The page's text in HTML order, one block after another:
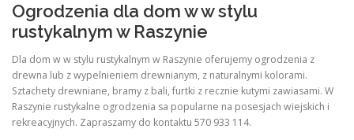
Ogrodzenia dla dom w w stylu
rustykalnym w Raszynie
Dla dom w w stylu rustykalnym w Raszynie oferujemy ogrodzenia z
drewna lub z wypelnieniem drewnianym, z naturalnymi kolorami.
Sztachety drewniane, bramy z bali, furtki z recznie kutymi zawiasami. W
Raszynie rustykalne ogrodzenia sa popularne na posesjach wiejskich i
rekreacyjnych. Zapraszamy do kontaktu 570 933 114.